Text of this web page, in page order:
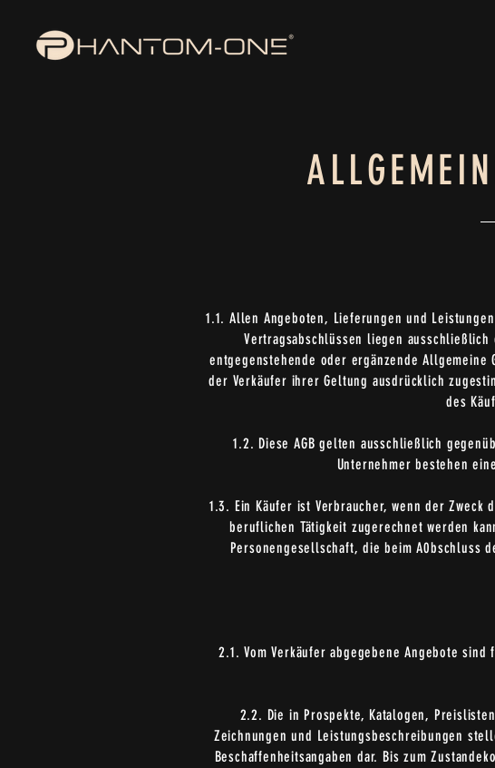
1.1. Allen Angeboten, Lieferungen und
Vertragsabschlüssen liegen
entgegenstehende oder ergänzende
der Verkäufer ihrer Geltung ausdrücklich
des
1.2. Diese AGB gelten ausschließlich
Unternehmer bestehen
1.3. Ein Käufer ist Verbraucher, wenn der
beruflichen Tätigkeit zugerechnet werden
Personengesellschaft, die beim A0bschluss
2.1. Vom Verkäufer abgegebene Angebote
2.2. Die in Prospekte, Katalogen,
Zeichnungen und Leistungsbeschreibungen
Beschaffenheitsangaben dar. Bis zum